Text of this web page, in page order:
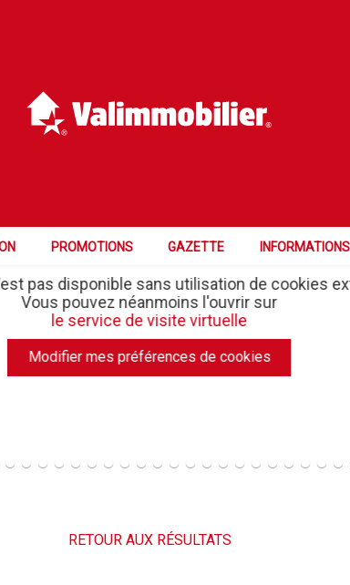
PROMOTIONS GAZETTE INFORMATIONS
pas disponible sans utilisation de cookies
Vous pouvez néanmoins l'ouvrir sur
le service de visite virtuelle
Modifier mes préférences de cookies
RETOUR AUX RÉSULTATS